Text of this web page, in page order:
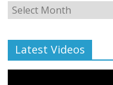
Monthly
Archive
Latest Videos